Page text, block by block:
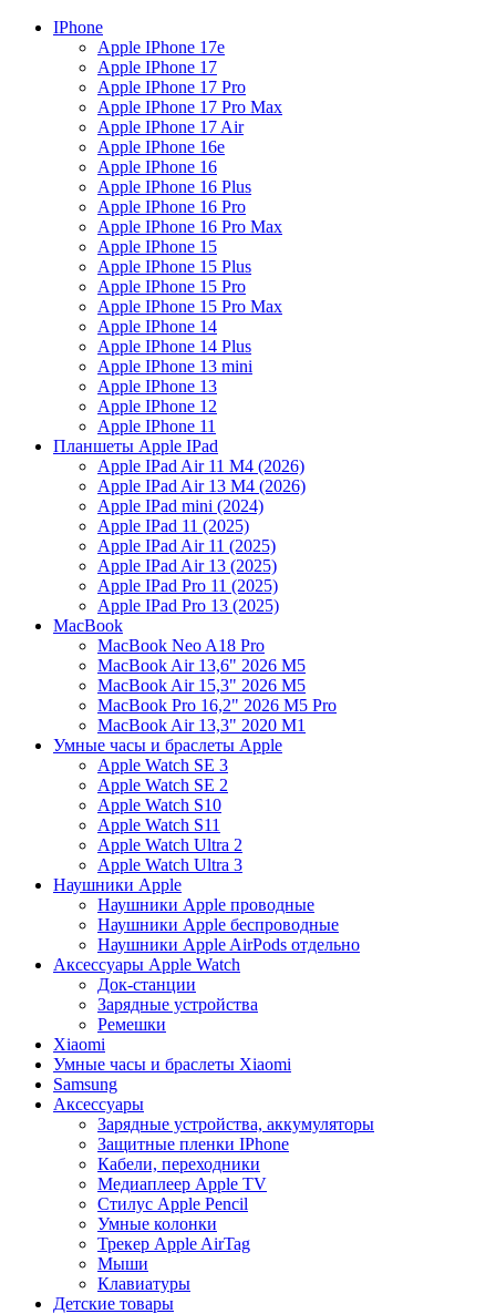
IPhone
Apple IPhone 17e
Apple IPhone 17
Apple IPhone 17 Pro
Apple IPhone 17 Pro Max
Apple IPhone 17 Air
Apple IPhone 16e
Apple IPhone 16
Apple IPhone 16 Plus
Apple IPhone 16 Pro
Apple IPhone 16 Pro Max
Apple IPhone 15
Apple IPhone 15 Plus
Apple IPhone 15 Pro
Apple IPhone 15 Pro Max
Apple IPhone 14
Apple IPhone 14 Plus
Apple IPhone 13 mini
Apple IPhone 13
Apple IPhone 12
Apple IPhone 11
Планшеты Apple IPad
Apple IPad Air 11 М4 (2026)
Apple IPad Air 13 М4 (2026)
Apple IPad mini (2024)
Apple IPad 11 (2025)
Apple IPad Air 11 (2025)
Apple IPad Air 13 (2025)
Apple IPad Pro 11 (2025)
Apple IPad Pro 13 (2025)
MacBook
MacBook Neo A18 Pro
MacBook Air 13,6" 2026 M5
MacBook Air 15,3" 2026 M5
MacBook Pro 16,2" 2026 M5 Pro
MacBook Air 13,3" 2020 M1
Умные часы и браслеты Apple
Apple Watch SE 3
Apple Watch SE 2
Apple Watch S10
Apple Watch S11
Apple Watch Ultra 2
Apple Watch Ultra 3
Наушники Apple
Наушники Apple проводные
Наушники Apple беспроводные
Наушники Apple AirPods отдельно
Аксессуары Apple Watch
Док-станции
Зарядные устройства
Ремешки
Xiaomi
Умные часы и браслеты Xiaomi
Samsung
Аксессуары
Зарядные устройства, аккумуляторы
Защитные пленки IPhone
Кабели, переходники
Медиаплеер Apple TV
Стилус Apple Pencil
Умные колонки
Трекер Apple AirTag
Мыши
Клавиатуры
Детские товары